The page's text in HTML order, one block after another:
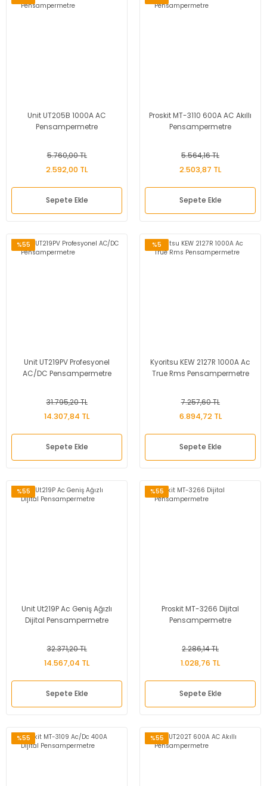
Unit UT205B 1000A AC
Pensampermetre
5.760,00 TL
2.592,00 TL
Sepete Ekle
Proskit MT-3110 600A AC Akıllı
Pensampermetre
5.564,16 TL
2.503,87 TL
Sepete Ekle
%55
Unit UT219PV Profesyonel
AC/DC Pensampermetre
31.795,20 TL
14.307,84 TL
Sepete Ekle
%5
Kyoritsu KEW 2127R 1000A Ac
True Rms Pensampermetre
7.257,60 TL
6.894,72 TL
Sepete Ekle
%55
Unit Ut219P Ac Geniş Ağızlı
Dijital Pensampermetre
32.371,20 TL
14.567,04 TL
Sepete Ekle
%55
Proskit MT-3266 Dijital
Pensampermetre
2.286,14 TL
1.028,76 TL
Sepete Ekle
%55 %55